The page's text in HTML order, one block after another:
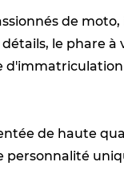
de
le phare à
de haute